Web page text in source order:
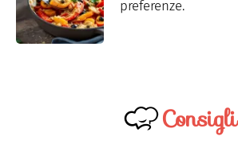
preferenze.
Consigli